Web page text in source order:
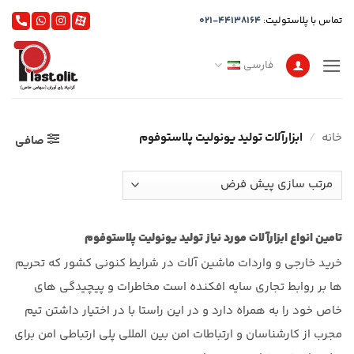
تماس با پلاستولیت: 021-44138164
فارسی
خانه / ابزارآلات تولید یونولیت پلاستوفوم صافی
تامین انواع ابزارآلات مورد نیاز تولید یونولیت پلاستوفوم
خرید خارجی و واردات ماشین آلات در شرایط کنونی کشور که تحریم
ها بر روابط تجاری سایه افکنده است مخاطرات و پیچیدگی های
خاص خود را به همراه دارد و در این راستا با در اختیار داشتن تیم
مجرب از کارشناسان و ارتباطات امن بین المللی پلی ارتباطی امن برای